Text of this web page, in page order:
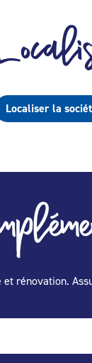
Localiser la
rénovation.